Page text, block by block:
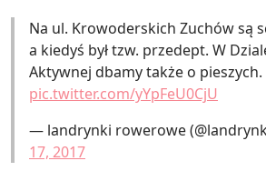
Na ul. Krowoderskich Zuchów są
a kiedyś był tzw. przedept. W
Aktywnej dbamy także o pieszych.
pic.twitter.com/yYpFeU0CjU
— landrynki rowerowe
17, 2017